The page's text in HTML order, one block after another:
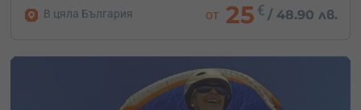
В цяла България от 25 € / 48.90 лв.